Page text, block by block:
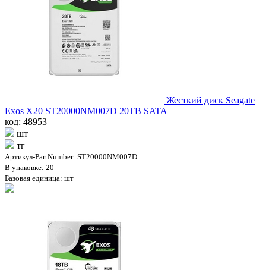
Жесткий диск Seagate
Exos X20 ST20000NM007D 20TB SATA
код: 48953
шт
тг
Артикул-PartNumber: ST20000NM007D
В упаковке: 20
Базовая единица: шт